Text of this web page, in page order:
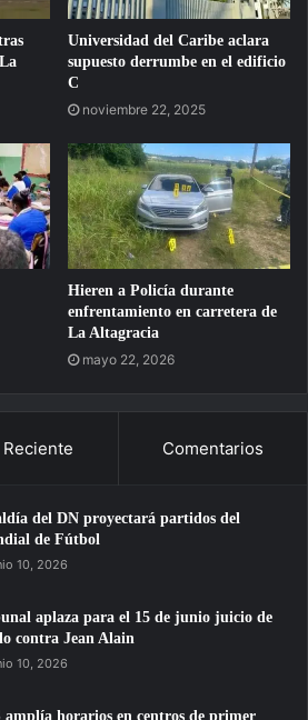
Universidad del Caribe aclara
supuesto derrumbe en el edificio
C
noviembre 22, 2025
Hieren a Policía durante
enfrentamiento en carretera de
La Altagracia
mayo 22, 2026
Reciente Comentarios
del DN proyectará partidos del
de Fútbol
10, 2026
aplaza para el 15 de junio juicio de
contra Jean Alain
10, 2026
amplía horarios en centros de primer